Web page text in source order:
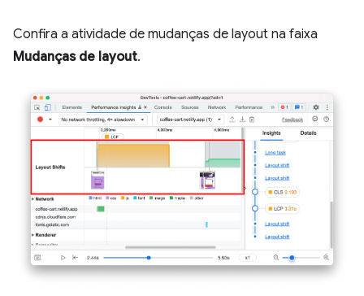
Confira a atividade de mudanças de layout na faixa
Mudanças de layout.